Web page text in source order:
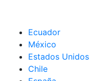
Ecuador
México
Estados Unidos
Chile